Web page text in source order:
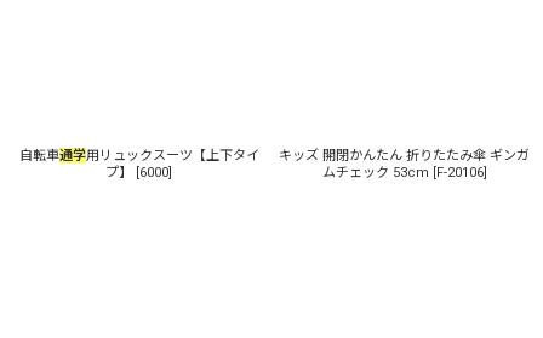
自転車通学用リュックスーツ【上下タイ
プ】
[6000]
キッズ 開閉かんたん 折りたたみ傘 ギンガ
ムチェック 53cm [F-20106]